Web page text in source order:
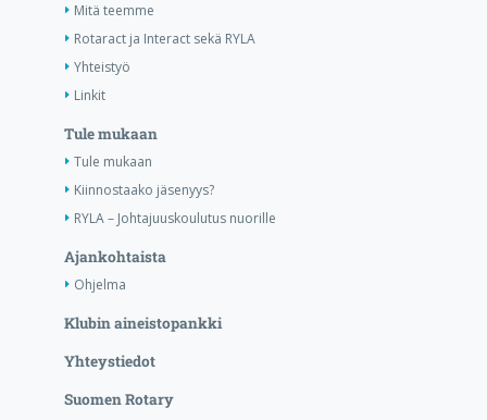
Mitä teemme
Rotaract ja Interact sekä RYLA
Yhteistyö
Linkit
Tule mukaan
Tule mukaan
Kiinnostaako jäsenyys?
RYLA – Johtajuuskoulutus nuorille
Ajankohtaista
Ohjelma
Klubin aineistopankki
Yhteystiedot
Suomen Rotary